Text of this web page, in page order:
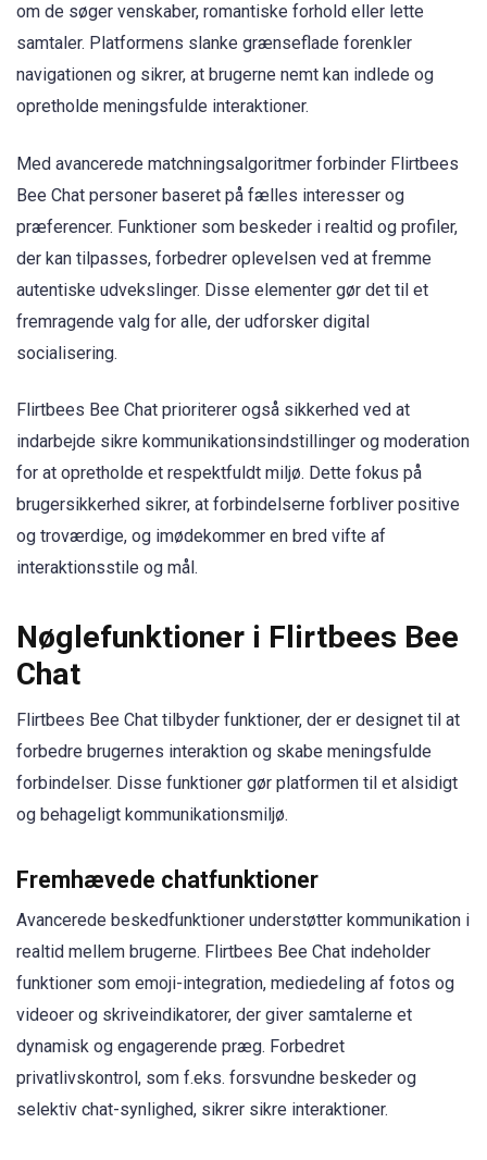
om de søger venskaber, romantiske forhold eller lette
samtaler. Platformens slanke grænseflade forenkler
navigationen og sikrer, at brugerne nemt kan indlede og
opretholde meningsfulde interaktioner.
Med avancerede matchningsalgoritmer forbinder Flirtbees
Bee Chat personer baseret på fælles interesser og
præferencer. Funktioner som beskeder i realtid og profiler,
der kan tilpasses, forbedrer oplevelsen ved at fremme
autentiske udvekslinger. Disse elementer gør det til et
fremragende valg for alle, der udforsker digital
socialisering.
Flirtbees Bee Chat prioriterer også sikkerhed ved at
indarbejde sikre kommunikationsindstillinger og moderation
for at opretholde et respektfuldt miljø. Dette fokus på
brugersikkerhed sikrer, at forbindelserne forbliver positive
og troværdige, og imødekommer en bred vifte af
interaktionsstile og mål.
Nøglefunktioner i Flirtbees Bee
Chat
Flirtbees Bee Chat tilbyder funktioner, der er designet til at
forbedre brugernes interaktion og skabe meningsfulde
forbindelser. Disse funktioner gør platformen til et alsidigt
og behageligt kommunikationsmiljø.
Fremhævede chatfunktioner
Avancerede beskedfunktioner understøtter kommunikation i
realtid mellem brugerne. Flirtbees Bee Chat indeholder
funktioner som emoji-integration, mediedeling af fotos og
videoer og skriveindikatorer, der giver samtalerne et
dynamisk og engagerende præg. Forbedret
privatlivskontrol, som f.eks. forsvundne beskeder og
selektiv chat-synlighed, sikrer sikre interaktioner.